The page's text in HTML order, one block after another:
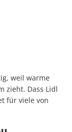
weil warme
zieht. Dass Lidl
für viele von